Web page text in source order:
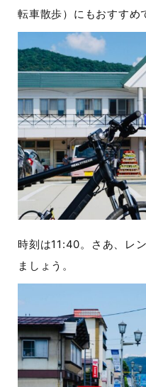
転車散歩）にもおすすめ
時刻は11:40。さあ、レ
ましょう。